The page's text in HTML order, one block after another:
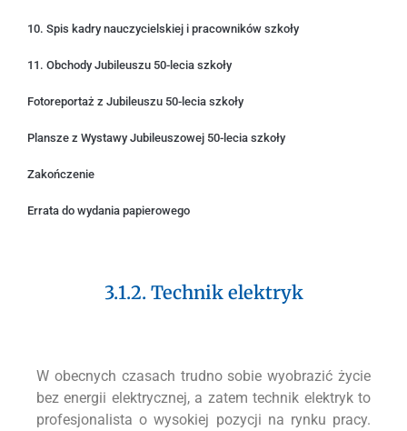
10. Spis kadry nauczycielskiej i pracowników szkoły
11. Obchody Jubileuszu 50-lecia szkoły
Fotoreportaż z Jubileuszu 50-lecia szkoły
Plansze z Wystawy Jubileuszowej 50-lecia szkoły
Zakończenie
Errata do wydania papierowego
3.1.2. Technik elektryk
W obecnych czasach trudno sobie wyobrazić życie
bez energii elektrycznej, a zatem technik elektryk to
profesjonalista o wysokiej pozycji na rynku pracy.